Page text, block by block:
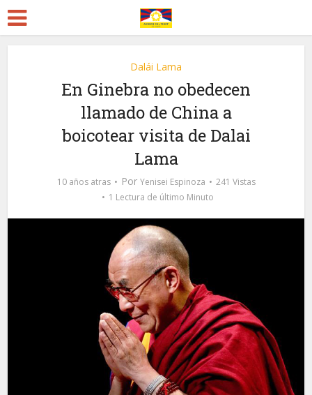
Dalái Lama
En Ginebra no obedecen
llamado de China a
boicotear visita de Dalai
Lama
10 años atras Por Yenisei Espinoza
241 Vistas
1 Lectura de último Minuto